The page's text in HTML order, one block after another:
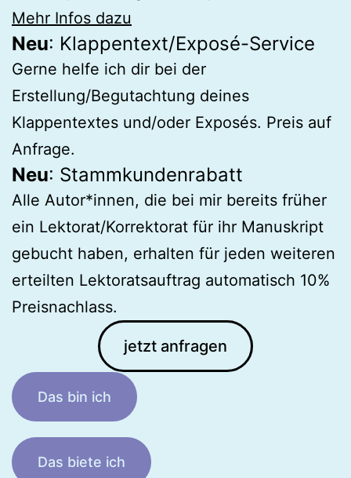
Mehr Infos dazu
Neu: Klappentext/Exposé-Service
Gerne helfe ich dir bei der
Erstellung/Begutachtung deines
Klappentextes und/oder Exposés. Preis auf
Anfrage.
Neu: Stammkundenrabatt
Alle Autor*innen, die bei mir bereits früher
ein Lektorat/Korrektorat für ihr Manuskript
gebucht haben, erhalten für jeden weiteren
erteilten Lektoratsauftrag automatisch 10%
Preisnachlass.
jetzt anfragen
Das bin ich
Das biete ich